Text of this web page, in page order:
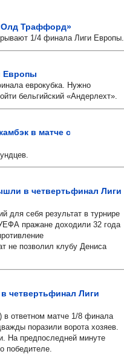
Траффорд»
1/4 финала Лиги Европы.
Европы
еврокубка. Нужно
бельгийский «Андерлехт».
в матче с
в четвертьфинал Лиги
себя результат в турнире
пражане доходили 32 года
не позволил клубу Дениса
четвертьфинал Лиги
ответном матче 1/8 финала
поразили ворота хозяев.
На предпоследней минуте
победителе.